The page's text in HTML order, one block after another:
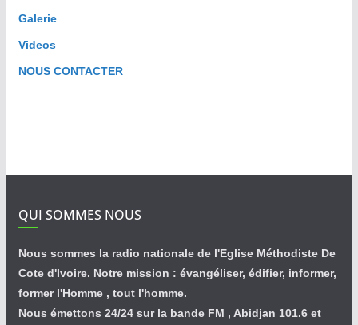
Galerie
Videos
NOUS CONTACTER
QUI SOMMES NOUS
Nous sommes la radio nationale de l'Eglise Méthodiste De
Cote d'Ivoire. Notre mission : évangéliser, édifier, informer,
former l'Homme , tout l'homme.
Nous émettons 24/24 sur la bande FM , Abidjan 101.6 et